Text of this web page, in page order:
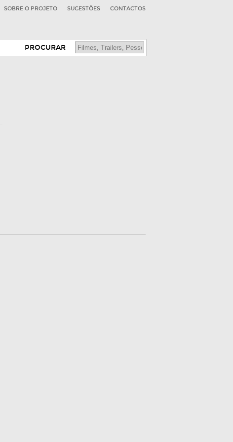
SOBRE O PROJETO SUGESTÕES CONTACTOS
PROCURAR